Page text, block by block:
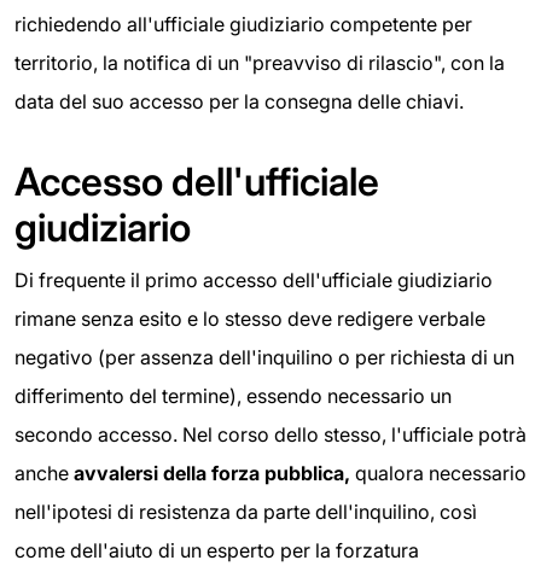
richiedendo all'ufficiale giudiziario competente per
territorio, la notifica di un "preavviso di rilascio", con la
data del suo accesso per la consegna delle chiavi.
Accesso dell'ufficiale
giudiziario
Di frequente il primo accesso dell'ufficiale giudiziario
rimane senza esito e lo stesso deve redigere verbale
negativo (per assenza dell'inquilino o per richiesta di un
differimento del termine), essendo necessario un
secondo accesso. Nel corso dello stesso, l'ufficiale potrà
anche avvalersi della forza pubblica, qualora necessario
nell'ipotesi di resistenza da parte dell'inquilino, così
come dell'aiuto di un esperto per la forzatura